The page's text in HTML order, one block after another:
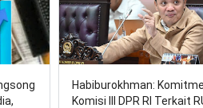
Habiburokhman:
Komisi III DPR RI Terkait